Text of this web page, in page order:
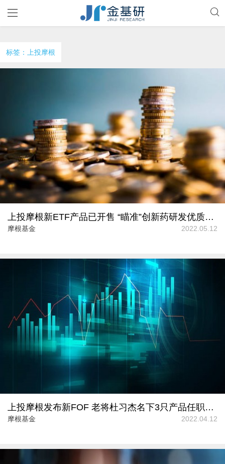
标签：上投摩根
上投摩根新ETF产品已开售 “瞄准”创新药研发优质上市企业
摩根基金 2022.05.12
上投摩根发布新FOF 老将杜习杰名下3只产品任职回报率均“飘红”
摩根基金 2022.04.12